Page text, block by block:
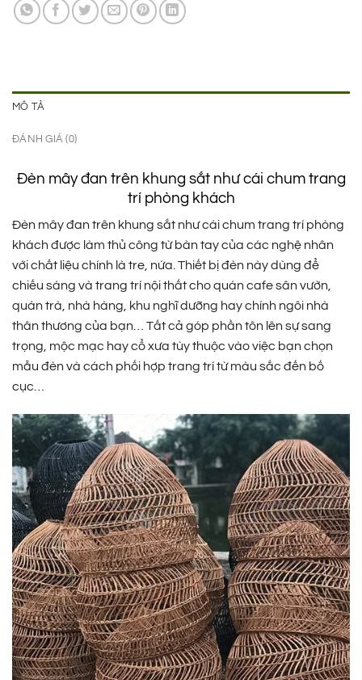
MÔ TẢ
ĐÁNH GIÁ (0)
Đèn mây đan trên khung sắt như cái chum trang
trí phòng khách
Đèn mây đan trên khung sắt như cái chum trang trí phòng
khách được làm thủ công từ bàn tay của các nghệ nhân
với chất liệu chính là tre, nứa. Thiết bị đèn này dùng để
chiếu sáng và trang trí nội thất cho quán cafe sân vườn,
quán trà, nhà hàng, khu nghĩ dưỡng hay chính ngôi nhà
thân thương của bạn… Tất cả góp phần tôn lên sự sang
trọng, mộc mạc hay cổ xưa tùy thuộc vào việc bạn chọn
mẫu đèn và cách phối hợp trang trí từ màu sắc đến bố
cục…